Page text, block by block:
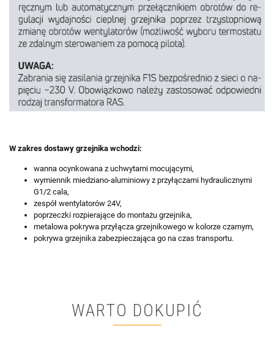
W zakres dostawy grzejnika wchodzi:
wanna ocynkowana z uchwytami mocującymi,
wymiennik miedziano-aluminiowy z przyłączami hydraulicznymi
G1/2 cala,
zespół wentylatorów 24V,
poprzeczki rozpierające do montażu grzejnika,
metalowa pokrywa przyłącza grzejnikowego w kolorze czarnym,
pokrywa grzejnika zabezpieczająca go na czas transportu.
WARTO DOKUPIĆ